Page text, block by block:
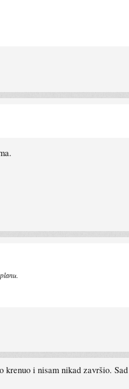
i nisam nikad završio.